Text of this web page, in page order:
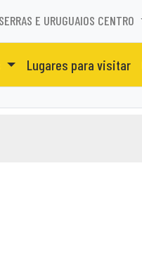
SERRAS E URUGUAIOS CENTRO
Lugares para visitar